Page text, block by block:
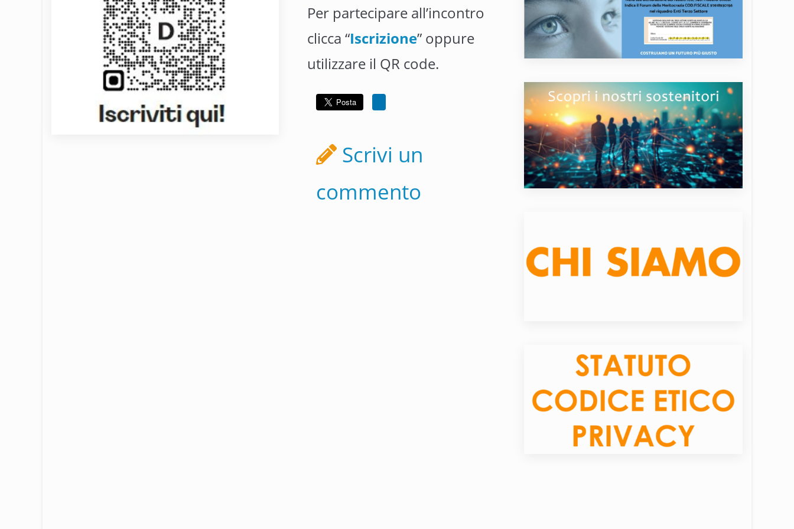
Per partecipare all’incontro
clicca “Iscrizione” oppure
utilizzare il QR code.
Scrivi un
commento